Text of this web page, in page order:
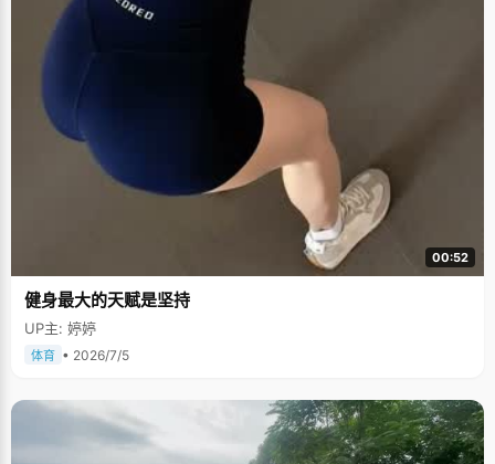
00:52
健身最大的天赋是坚持
UP主: 婷婷
体育 • 2026/7/5